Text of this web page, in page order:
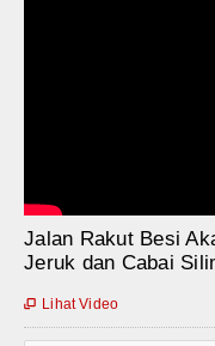
Jalan Rakut Besi
Jeruk dan Cabai
 Lihat Video